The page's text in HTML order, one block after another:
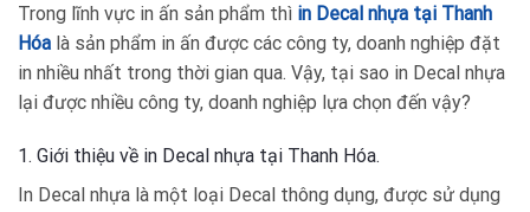
Trong lĩnh vực in ấn sản phẩm thì in Decal nhựa tại Thanh
Hóa là sản phẩm in ấn được các công ty, doanh nghiệp đặt
in nhiều nhất trong thời gian qua. Vậy, tại sao in Decal nhựa
lại được nhiều công ty, doanh nghiệp lựa chọn đến vậy?
1. Giới thiệu về in Decal nhựa tại Thanh Hóa.
In Decal nhựa là một loại Decal thông dụng, được sử dụng